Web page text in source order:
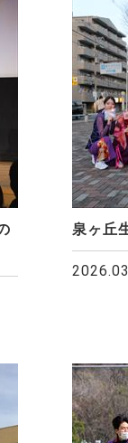
泉ヶ丘